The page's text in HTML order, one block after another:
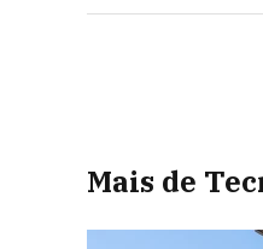
Mais de